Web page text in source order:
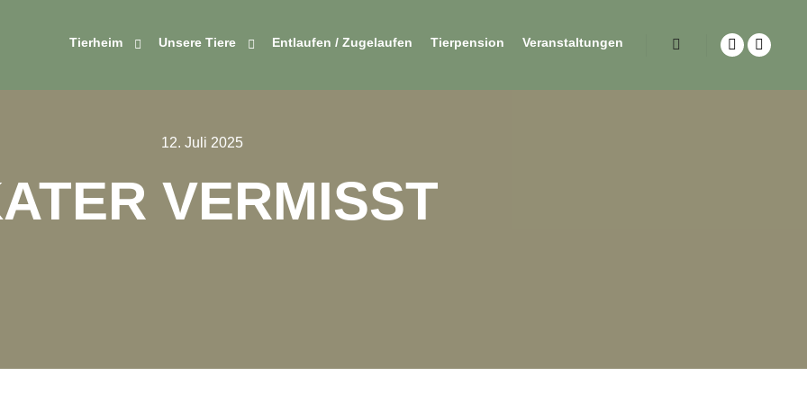
Tierheim Unsere Tiere Entlaufen / Zugelaufen Tierpension Veranstaltungen
12. Juli 2025
VERMISST